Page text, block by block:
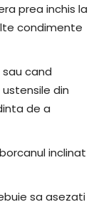
prea inchis la
condimente
cand
din
de a
inclinat
sa asezati